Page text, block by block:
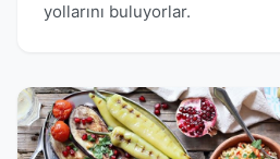
yollarını buluyorlar.